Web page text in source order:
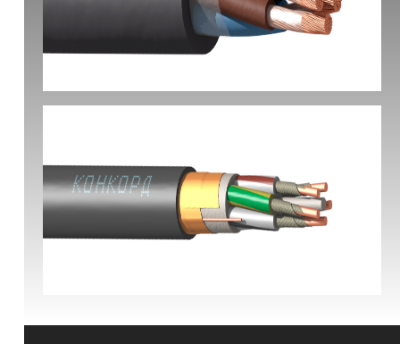
КГ-ХЛ